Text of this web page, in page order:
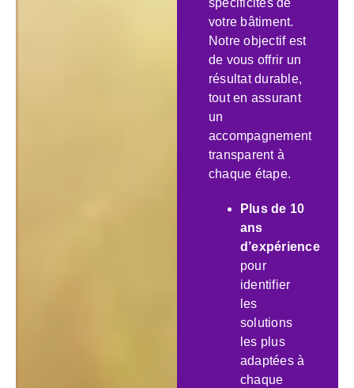
spécificités de
votre bâtiment.
Notre objectif est
de vous offrir un
résultat durable,
tout en assurant
un
accompagnement
transparent à
chaque étape.
Plus de 10
ans
d’expérience
pour
identifier
les
solutions
les plus
adaptées à
chaque